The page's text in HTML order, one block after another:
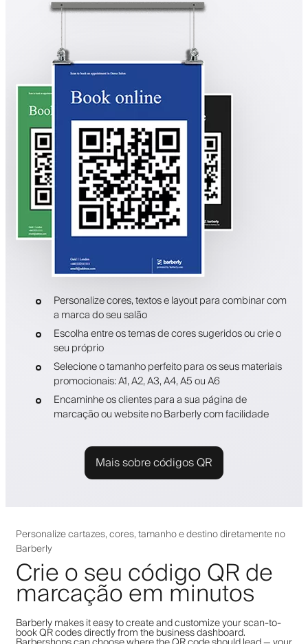
Personalize cores, textos e layout para combinar com
a marca do seu salão
Escolha entre os temas de cores sugeridos ou crie o
seu próprio
Selecione o tamanho perfeito para os seus materiais
promocionais: A1, A2, A3, A4, A5 ou A6
Encaminhe os clientes para a sua página de
marcação ou website no Barberly com facilidade
Mais sobre códigos QR
Personalize cartazes, cores, tamanho e destino diretamente no
Barberly
Crie o seu código QR de
marcação em minutos
Barberly makes it easy to create and customize your scan-to-
book QR codes directly from the business dashboard.